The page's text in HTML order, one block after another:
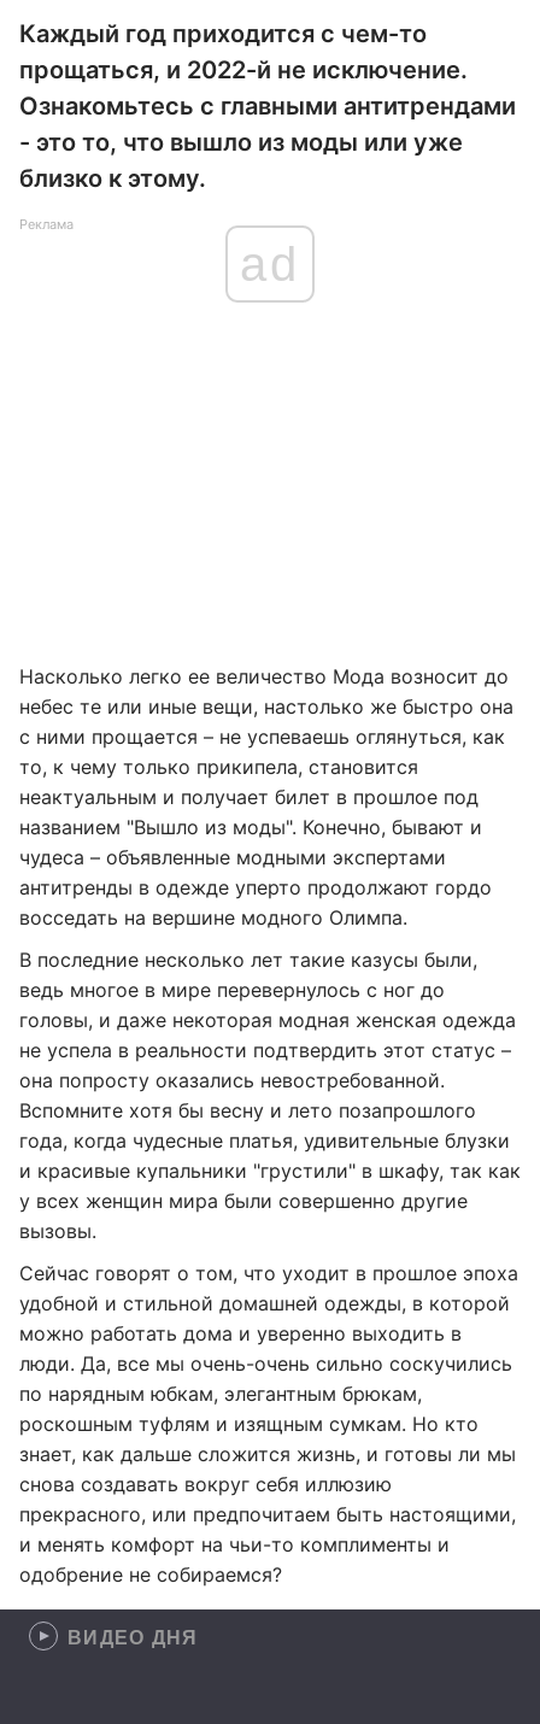
Каждый год приходится с чем-то
прощаться, и 2022-й не исключение.
Ознакомьтесь с главными антитрендами
- это то, что вышло из моды или уже
близко к этому.
Реклама
ad
Насколько легко ее величество Мода возносит до
небес те или иные вещи, настолько же быстро она
с ними прощается – не успеваешь оглянуться, как
то, к чему только прикипела, становится
неактуальным и получает билет в прошлое под
названием "Вышло из моды". Конечно, бывают и
чудеса – объявленные модными экспертами
антитренды в одежде уперто продолжают гордо
восседать на вершине модного Олимпа.
В последние несколько лет такие казусы были,
ведь многое в мире перевернулось с ног до
головы, и даже некоторая модная женская одежда
не успела в реальности подтвердить этот статус –
она попросту оказались невостребованной.
Вспомните хотя бы весну и лето позапрошлого
года, когда чудесные платья, удивительные блузки
и красивые купальники "грустили" в шкафу, так как
у всех женщин мира были совершенно другие
вызовы.
Сейчас говорят о том, что уходит в прошлое эпоха
удобной и стильной домашней одежды, в которой
можно работать дома и уверенно выходить в
люди. Да, все мы очень-очень сильно соскучились
по нарядным юбкам, элегантным брюкам,
роскошным туфлям и изящным сумкам. Но кто
знает, как дальше сложится жизнь, и готовы ли мы
снова создавать вокруг себя иллюзию
прекрасного, или предпочитаем быть настоящими,
и менять комфорт на чьи-то комплименты и
одобрение не собираемся?
ВИДЕО ДНЯ